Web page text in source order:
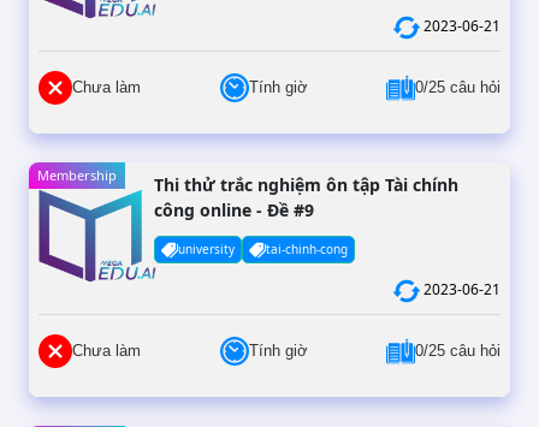
2023-06-21
Chưa làm Tính giờ 0/25 câu hỏi
Membership
Thi thử trắc nghiệm ôn tập Tài chính
công online - Đề #9
university tai-chinh-cong
2023-06-21
Chưa làm Tính giờ 0/25 câu hỏi